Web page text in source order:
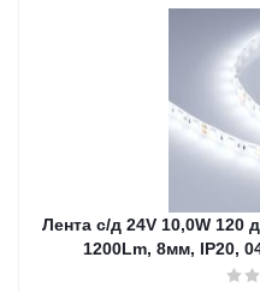
Лента с/д 24V 10,0W 120
1200Lm, 8мм, IP20,